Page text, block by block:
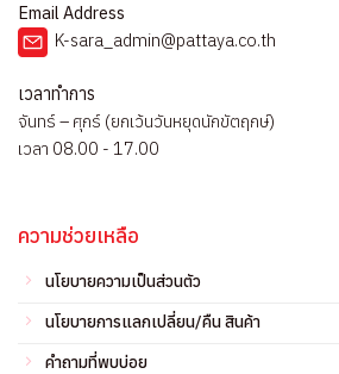
Email Address
K-sara_admin@pattaya.co.th
เวลาทำการ
จันทร์ – ศุกร์ (ยกเว้นวันหยุดนักขัตฤกษ์)
เวลา 08.00 - 17.00
ความช่วยเหลือ
นโยบายความเป็นส่วนตัว
นโยบายการแลกเปลี่ยน/คืน สินค้า
คำถามที่พบบ่อย